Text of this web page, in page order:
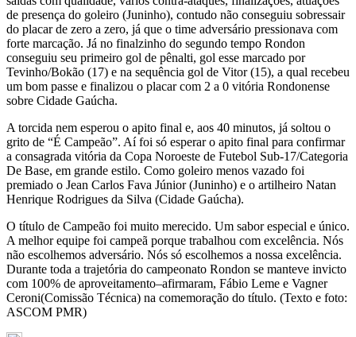
de presença do goleiro (Juninho), contudo não conseguiu sobressair
do placar de zero a zero, já que o time adversário pressionava com
forte marcação. Já no finalzinho do segundo tempo Rondon
conseguiu seu primeiro gol de pênalti, gol esse marcado por
Tevinho/Bokão (17) e na sequência gol de Vitor (15), a qual recebeu
um bom passe e finalizou o placar com 2 a 0 vitória Rondonense
sobre Cidade Gaúcha.
A torcida nem esperou o apito final e, aos 40 minutos, já soltou o
grito de “É Campeão”. Aí foi só esperar o apito final para confirmar
a consagrada vitória da Copa Noroeste de Futebol Sub-17/Categoria
De Base, em grande estilo. Como goleiro menos vazado foi
premiado o Jean Carlos Fava Júnior (Juninho) e o artilheiro Natan
Henrique Rodrigues da Silva (Cidade Gaúcha).
O título de Campeão foi muito merecido. Um sabor especial e único.
A melhor equipe foi campeã porque trabalhou com excelência. Nós
não escolhemos adversário. Nós só escolhemos a nossa excelência.
Durante toda a trajetória do campeonato Rondon se manteve invicto
com 100% de aproveitamento–afirmaram, Fábio Leme e Vagner
Ceroni(Comissão Técnica) na comemoração do título. (Texto e foto:
ASCOM PMR)